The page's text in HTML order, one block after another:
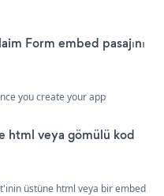
Form embed pasajını
you create your app
html veya gömülü kod
üstüne html veya bir embed